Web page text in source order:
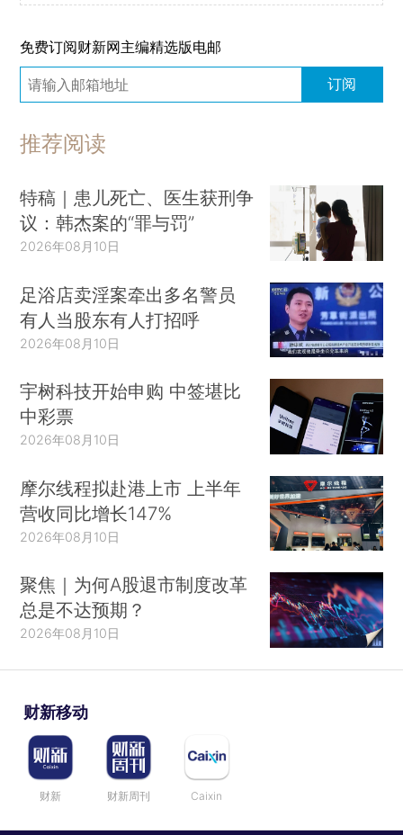
免费订阅财新网主编精选版电邮
订阅
推荐阅读
特稿｜患儿死亡、医生获刑争
议：韩杰案的“罪与罚”
2026年08月10日
足浴店卖淫案牵出多名警员
有人当股东有人打招呼
2026年08月10日
宇树科技开始申购 中签堪比
中彩票
2026年08月10日
摩尔线程拟赴港上市 上半年
营收同比增长147%
2026年08月10日
聚焦｜为何A股退市制度改革
总是不达预期？
2026年08月10日
财新移动
财新 财新周刊 Caixin